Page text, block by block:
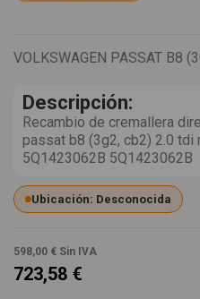
VOLKSWAGEN PASSAT B8
Descripción:
Recambio de cremallera
passat b8 (3g2, cb2) 2.0 tdi
5Q1423062B 5Q1423062B
Ubicación: Desconocida
598,00 € Sin IVA
723,58 €